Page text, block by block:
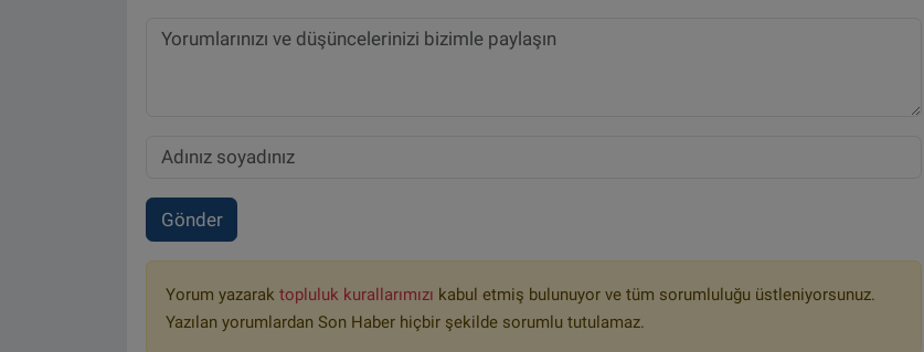
Gönder
Yorum yazarak topluluk kurallarımızı kabul etmiş bulunuyor ve tüm sorumluluğu üstleniyorsunuz.
Yazılan yorumlardan Son Haber hiçbir şekilde sorumlu tutulamaz.